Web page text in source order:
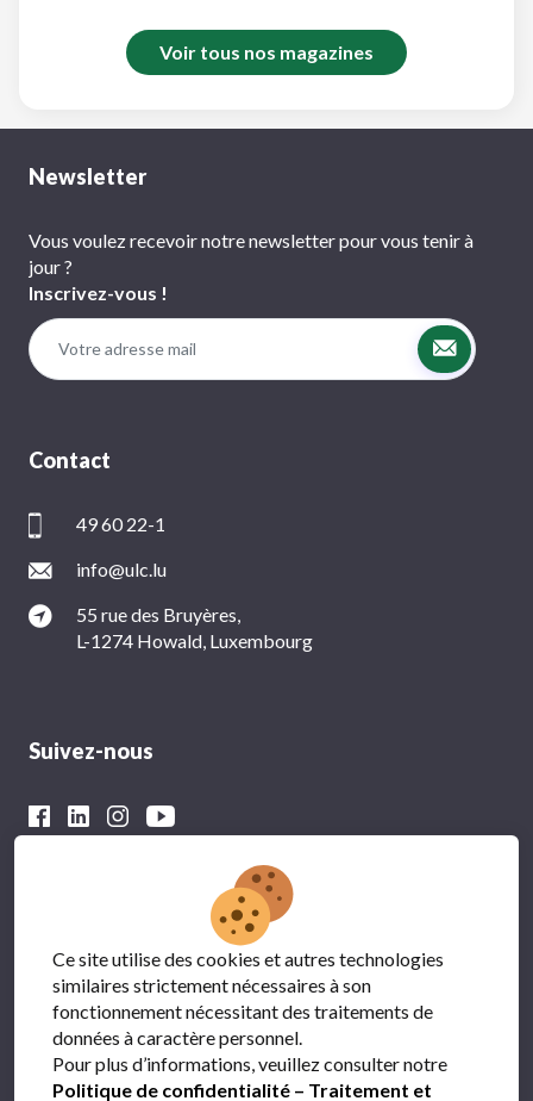
Voir tous nos magazines
Newsletter
Vous voulez recevoir notre newsletter pour vous tenir à
jour ?
Inscrivez-vous !
Contact
49 60 22-1
info@ulc.lu
55 rue des Bruyères,
L-1274 Howald, Luxembourg
Suivez-nous
Avec le soutien financier du
Ce site utilise des cookies et autres technologies
similaires strictement nécessaires à son
fonctionnement nécessitant des traitements de
données à caractère personnel.
Pour plus d’informations, veuillez consulter notre
Politique de confidentialité – Traitement et